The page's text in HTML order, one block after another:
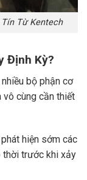
Tín Từ Kentech
Định Kỳ?
bộ phận cơ
cùng cần thiết
hiện sớm các
thời trước khi xảy